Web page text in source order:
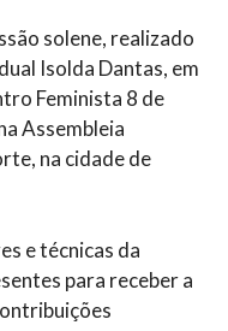
solene, realizado
Isolda Dantas, em
Feminista 8 de
Assembleia
na cidade de
e técnicas da
para receber a